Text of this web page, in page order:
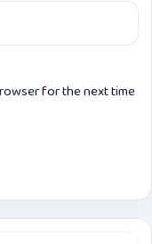
for the next time